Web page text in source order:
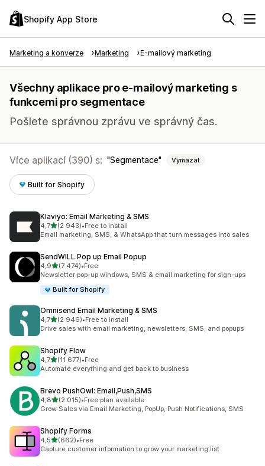
Shopify App Store
Marketing a konverze Marketing E-mailový marketing
Všechny aplikace pro e-mailový marketing s
funkcemi pro segmentace
Pošlete správnou zprávu ve správný čas.
Více aplikací (390) s: Segmentace Vymazat
Built for Shopify
Klaviyo: Email Marketing & SMS
4,7z 5 hvězd
(2 943)
Celkový počet recenzí: 2943
•Free to install
Email marketing, SMS, & WhatsApp that turn messages into sales
SendWILL Pop up Email Popup
4,9z 5 hvězd
(7 474)
Celkový počet recenzí: 7474
•Free
Newsletter pop-up windows, SMS & email marketing for sign-ups
Built for Shopify
Omnisend Email Marketing & SMS
4,7z 5 hvězd
(2 946)
Celkový počet recenzí: 2946
•Free to install
Drive sales with email marketing, newsletters, SMS, and popups
Shopify Flow
4,7z 5 hvězd
(11 677)
Celkový počet recenzí: 11677
•Free
Automate everything and get back to business
Brevo PushOwl: Email,Push,SMS
4,8z 5 hvězd
(2 015)
Celkový počet recenzí: 2015
•Free plan available
Grow Sales via Email Marketing, PopUp, Push Notifications, SMS
Shopify Forms
4,5z 5 hvězd
(662)
Celkový počet recenzí: 662
•Free
Capture customer information to grow your marketing list